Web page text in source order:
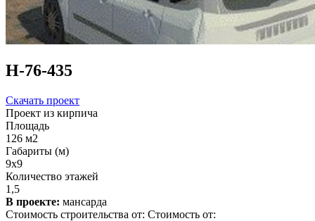
Н-76-435
Скачать проект
Проект из кирпича
Площадь
126 м2
Габариты (м)
9х9
Количество этажей
1,5
В проекте: мансарда
Стоимость строительства от: Стоимость от: